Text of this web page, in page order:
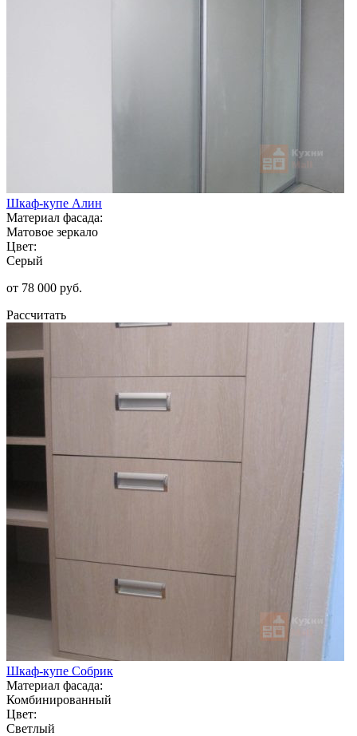
Шкаф-купе Алин
Материал фасада:
Матовое зеркало
Цвет:
Серый
от 78 000 руб.
Рассчитать
Шкаф-купе Собрик
Материал фасада:
Комбинированный
Цвет:
Светлый